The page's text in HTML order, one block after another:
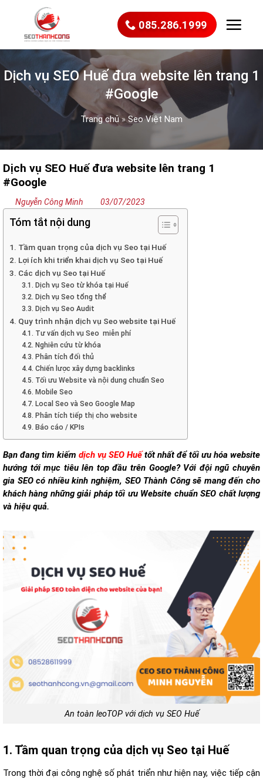
dung
085.286.1999
Dịch vụ SEO Huế đưa website lên trang 1
#Google
Trang chủ » Seo Việt Nam
Dịch vụ SEO Huế đưa website lên trang 1
#Google
Nguyễn Công Minh 03/07/2023
Tóm tắt nội dung
1. Tầm quan trọng của dịch vụ Seo tại Huế
2. Lợi ích khi triển khai dịch vụ Seo tại Huế
3. Các dịch vụ Seo tại Huế
3.1. Dịch vụ Seo từ khóa tại Huế
3.2. Dịch vụ Seo tổng thể
3.3. Dịch vụ Seo Audit
4. Quy trình nhận dịch vụ Seo website tại Huế
4.1. Tư vấn dịch vụ Seo miễn phí
4.2. Nghiên cứu từ khóa
4.3. Phân tích đối thủ
4.4. Chiến lược xây dựng backlinks
4.5. Tối ưu Website và nội dung chuẩn Seo
4.6. Mobile Seo
4.7. Local Seo và Seo Google Map
4.8. Phân tích tiếp thị cho website
4.9. Báo cáo / KPIs
Bạn đang tìm kiếm dịch vụ SEO Huế tốt nhất để tối ưu hóa website
hướng tới mục tiêu lên top đầu trên Google? Với đội ngũ chuyên
gia SEO có nhiều kinh nghiệm, SEO Thành Công sẽ mang đến cho
khách hàng những giải pháp tối ưu Website chuẩn SEO chất lượng
và hiệu quả.
An toàn leoTOP với dịch vụ SEO Huế
1. Tầm quan trọng của dịch vụ Seo tại Huế
Trong thời đại công nghệ số phát triển như hiện nay, việc tiếp cận